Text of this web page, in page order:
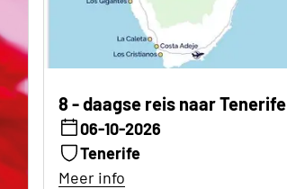
8 - daagse reis naar Tenerife
06-10-2026
Tenerife
Meer info